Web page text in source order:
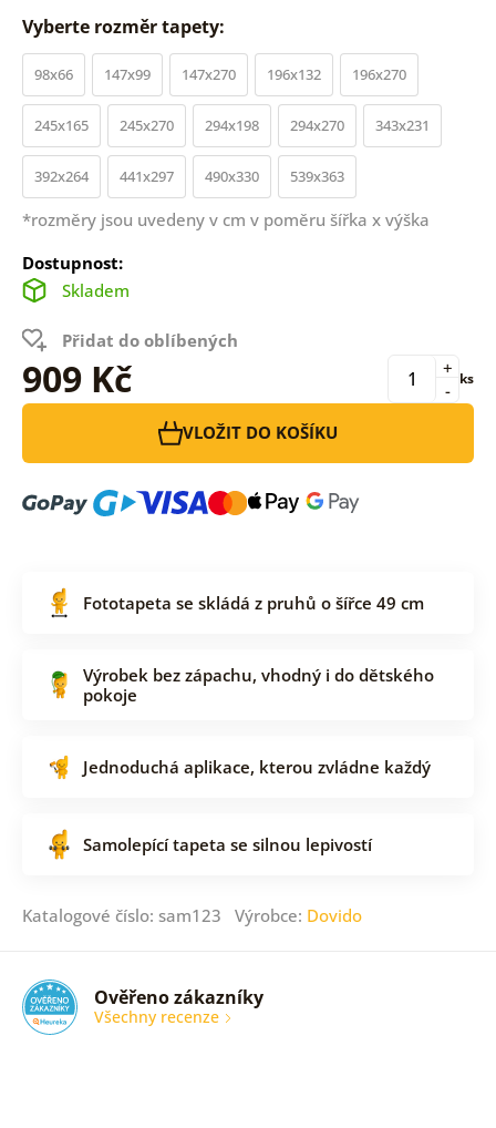
Vyberte rozměr tapety:
98x66 147x99 147x270 196x132 196x270
245x165 245x270 294x198 294x270 343x231
392x264 441x297 490x330 539x363
*rozměry jsou uvedeny v cm v poměru šířka x výška
Dostupnost:
Skladem
Přidat do oblíbených
909 Kč -
+ ks
VLOŽIT DO KOŠÍKU
Fototapeta se skládá z pruhů o šířce 49 cm
Výrobek bez zápachu, vhodný i do dětského
pokoje
Jednoduchá aplikace, kterou zvládne každý
Samolepící tapeta se silnou lepivostí
Katalogové číslo: sam123 Výrobce: Dovido
Ověřeno zákazníky
Všechny recenze